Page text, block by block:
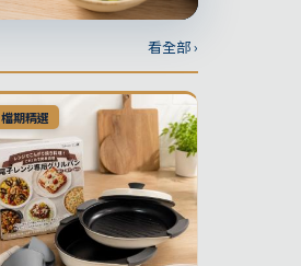
看全部 ›
檔期精選